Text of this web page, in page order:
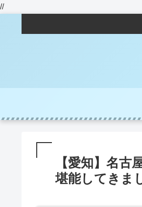
//
【愛知】名
堪能してきま